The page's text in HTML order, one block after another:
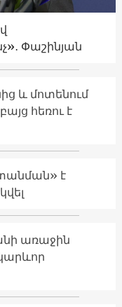
Փաշինյան
և մոտենում
հեռու է
է
առաջին